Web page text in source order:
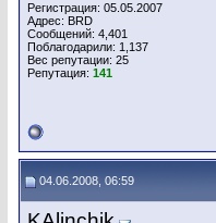
Регистрация: 05.05.2007
Адрес: BRD
Сообщений: 4,401
Поблагодарили: 1,137
Вес репутации: 25
Репутация: 141
04.06.2008, 06:59